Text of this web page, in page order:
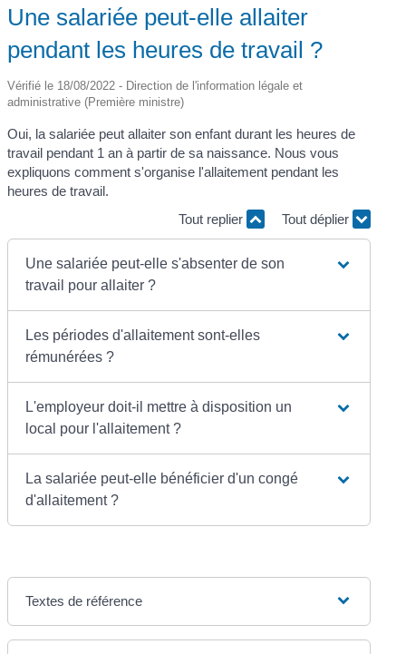
Une salariée peut-elle allaiter
pendant les heures de travail ?
Vérifié le 18/08/2022 - Direction de l'information légale et
administrative (Première ministre)
Oui, la salariée peut allaiter son enfant durant les heures de
travail pendant 1 an à partir de sa naissance. Nous vous
expliquons comment s'organise l'allaitement pendant les
heures de travail.
Tout replier
Tout déplier
Une salariée peut-elle s'absenter de son
travail pour allaiter ?
Les périodes d'allaitement sont-elles
rémunérées ?
L'employeur doit-il mettre à disposition un
local pour l'allaitement ?
La salariée peut-elle bénéficier d'un congé
d'allaitement ?
Textes de référence